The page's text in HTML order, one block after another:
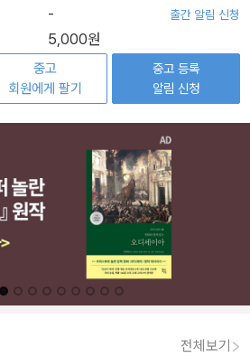
- 출간 알림 신청
5,000원
중고
회원에게 팔기
중고 등록
알림 신청
전체보기